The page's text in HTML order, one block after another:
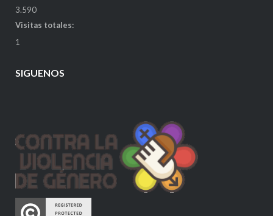
3.590
Visitas totales:
1
SIGUENOS